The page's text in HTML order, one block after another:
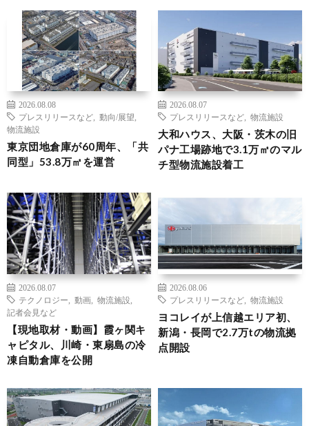
2026.08.08
プレスリリースなど
動向/展望
物流施設
東京団地倉庫が60周年、「共
同型」53.8万㎡を運営
2026.08.07
プレスリリースなど
物流施設
大和ハウス、大阪・茨木の旧
パナ工場跡地で3.1万㎡のマル
チ型物流施設着工
2026.08.07
テクノロジー
動画 物流施設
記者会見など
【現地取材・動画】霞ヶ関キ
ャピタル、川崎・東扇島の冷
凍自動倉庫を公開
2026.08.06
プレスリリースなど
物流施設
ヨコレイが上信越エリア初、
新潟・長岡で2.7万tの物流拠
点開設